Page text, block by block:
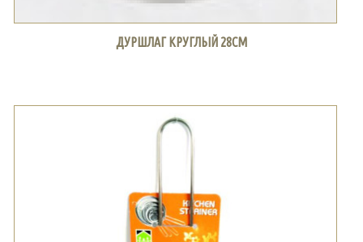
ДУРШЛАГ КРУГЛЫЙ 28СМ